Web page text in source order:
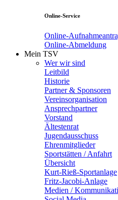
Online-Service
Online-
Online-Abmeldung
Mein TSV
Wer wir sind
Leitbild
Historie
Partner & Sponsoren
Vereinsorganisation
Ansprechpartner
Vorstand
Ältestenrat
Jugendausschuss
Ehrenmitglieder
Sportstätten / Anfahrt
Übersicht
Kurt-Rieß-Sportanlage
Fritz-Jacobi-Anlage
Medien /